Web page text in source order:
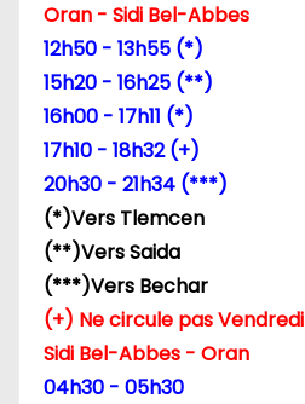
Oran - Sidi Bel-Abbes
12h50 - 13h55 (*)
15h20 - 16h25 (**)
16h00 - 17h11 (*)
17h10 - 18h32 (+)
20h30 - 21h34 (***)
(*)Vers Tlemcen
(**)Vers Saida
(***)Vers Bechar
(+) Ne circule pas Vendredi
Sidi Bel-Abbes - Oran
04h30 - 05h30